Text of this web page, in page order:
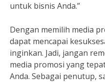
untuk bisnis Anda.”
Dengan memilih media
dapat mencapai
inginkan. Jadi, jangan
media promosi yang
Anda. Sebagai penutup,